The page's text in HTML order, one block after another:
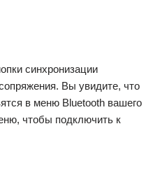
синхронизации
Вы увидите, что
в меню Bluetooth вашего
чтобы подключить к